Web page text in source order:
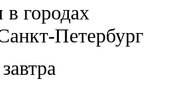
городах
Петербург